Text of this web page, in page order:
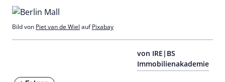
von IRE|BS
Immobilienakademie
Bild von Piet van de Wiel aufPixabay